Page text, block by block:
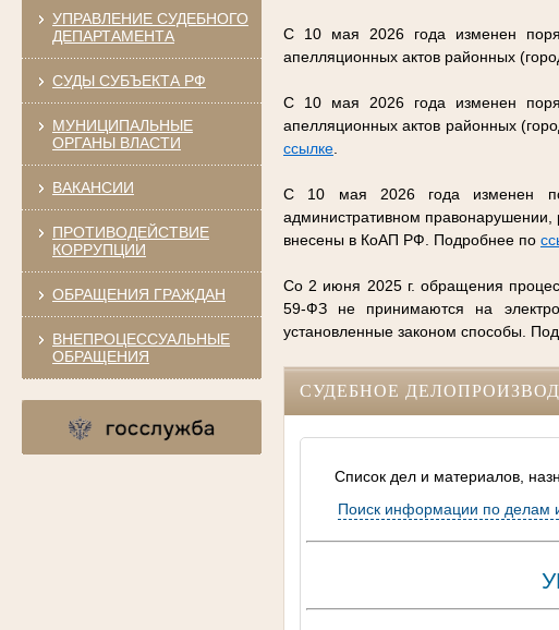
УПРАВЛЕНИЕ СУДЕБНОГО
ДЕПАРТАМЕНТА
СУДЫ СУБЪЕКТА РФ
МУНИЦИПАЛЬНЫЕ
ОРГАНЫ ВЛАСТИ
ВАКАНСИИ
ПРОТИВОДЕЙСТВИЕ
КОРРУПЦИИ
ОБРАЩЕНИЯ ГРАЖДАН
ВНЕПРОЦЕССУАЛЬНЫЕ
ОБРАЩЕНИЯ
С 10 мая 2026 года изменен
апелляционных актов районных
С 10 мая 2026 года изменен
апелляционных актов районных
ссылке.
С 10 мая 2026 года изменен
административном правонарушении,
внесены в КоАП РФ. Подробнее по
Со 2 июня 2025 г. обращения
59-ФЗ не принимаются на
установленные законом способы.
СУДЕБНОЕ
Список дел и материалов,
Поиск информации по делам